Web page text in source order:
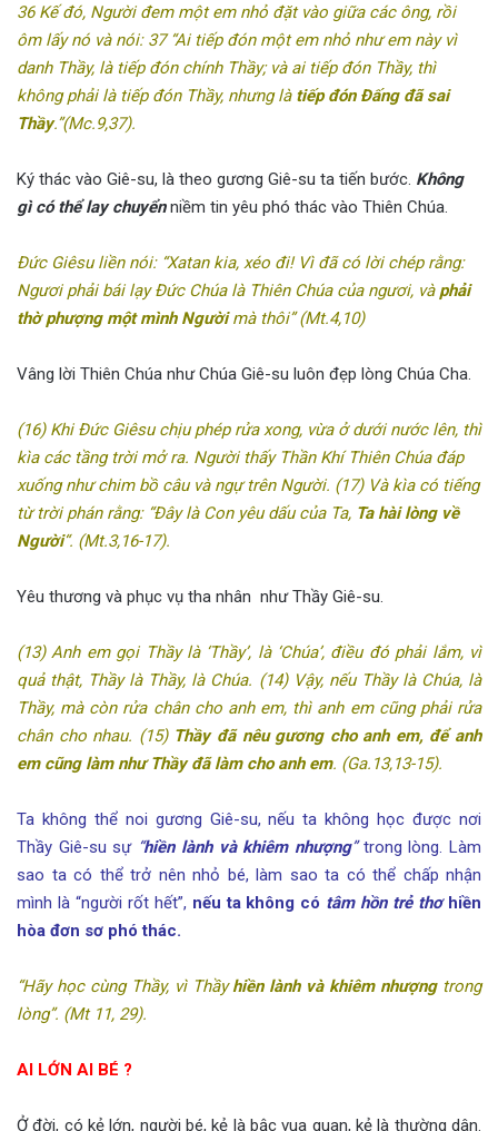
36 Kế đó, Người đem một em nhỏ đặt vào giữa các ông, rồi
ôm lấy nó và nói: 37 “Ai tiếp đón một em nhỏ như em này vì
danh Thầy, là tiếp đón chính Thầy; và ai tiếp đón Thầy, thì
không phải là tiếp đón Thầy, nhưng là tiếp đón Đấng đã sai
Thầy.”(Mc.9,37).
Ký thác vào Giê-su, là theo gương Giê-su ta tiến bước. Không
gì có thể lay chuyểnniềm tin yêu phó thác vào Thiên Chúa.
Ðức Giêsu liền nói: “Xatan kia, xéo đi! Vì đã có lời chép rằng:
Ngươi phải bái lạy Ðức Chúa là Thiên Chúa của ngươi, và phải
thờ phượng một mình Ngườimà thôi” (Mt.4,10)
Vâng lời Thiên Chúa như Chúa Giê-su luôn đẹp lòng Chúa Cha.
(16) Khi Ðức Giêsu chịu phép rửa xong, vừa ở dưới nước lên, thì
kìa các tầng trời mở ra. Người thấy Thần Khí Thiên Chúa đáp
xuống như chim bồ câu và ngự trên Người. (17) Và kìa có tiếng
từ trời phán rằng: “Ðây là Con yêu dấu của Ta, Ta hài lòng về
Người“. (Mt.3,16-17).
Yêu thương và phục vụ tha nhân như Thầy Giê-su.
(13) Anh em gọi Thầy là ‘Thầy’, là ‘Chúa’, điều đó phải lắm, vì
quả thật, Thầy là Thầy, là Chúa. (14) Vậy, nếu Thầy là Chúa, là
Thầy, mà còn rửa chân cho anh em, thì anh em cũng phải rửa
chân cho nhau. (15) Thầy đã nêu gương cho anh em, để anh
em cũng làm như Thầy đã làm cho anh em. (Ga.13,13-15).
Ta không thể noi gương Giê-su, nếu ta không học được nơi
Thầy Giê-su sự “hiền lành và khiêm nhượng”trong lòng. Làm
sao ta có thể trở nên nhỏ bé, làm sao ta có thể chấp nhận
mình là “người rốt hết”, nếu ta không có tâm hồn trẻ thơ hiền
hòa đơn sơ phó thác.
“Hãy học cùng Thầy, vì Thầyhiền lành và khiêm nhượngtrong
lòng”. (Mt 11, 29).
AI LỚN AI BÉ ?
Ở đời, có kẻ lớn, người bé, kẻ là bậc vua quan, kẻ là thường dân.